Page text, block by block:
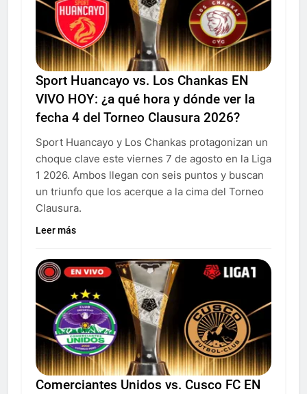
Sport Huancayo vs. Los Chankas EN
VIVO HOY: ¿a qué hora y dónde ver la
fecha 4 del Torneo Clausura 2026?
Sport Huancayo y Los Chankas protagonizan un
choque clave este viernes 7 de agosto en la Liga
1 2026. Ambos llegan con seis puntos y buscan
un triunfo que los acerque a la cima del Torneo
Clausura.
Leer más
Comerciantes Unidos vs. Cusco FC EN